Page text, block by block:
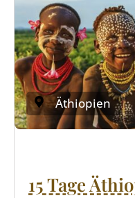
Äthiopien
15 Tage